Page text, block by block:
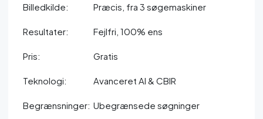
Billedkilde: Præcis, fra 3 søgemaskiner
Resultater: Fejlfri, 100% ens
Pris: Gratis
Teknologi: Avanceret AI & CBIR
Begrænsninger: Ubegrænsede søgninger